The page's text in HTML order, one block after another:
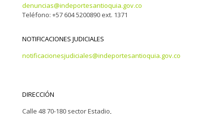
denuncias@indeportesantioquia.gov.co
Teléfono: +57 604 5200890 ext. 1371
NOTIFICACIONES JUDICIALES
notificacionesjudiciales@indeportesantioquia.gov.co
DIRECCIÓN
Calle 48 70-180 sector Estadio,